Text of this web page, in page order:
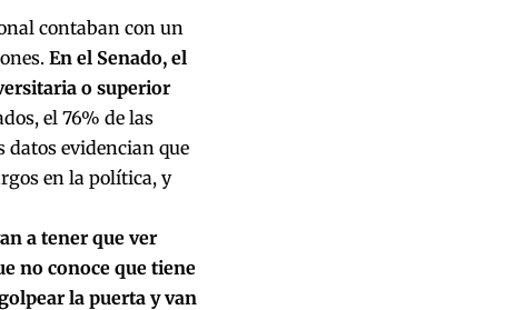
contaban con un
En el Senado, el
o superior
el 76% de las
evidencian que
en la política, y
a tener que ver
no conoce que tiene
la puerta y van